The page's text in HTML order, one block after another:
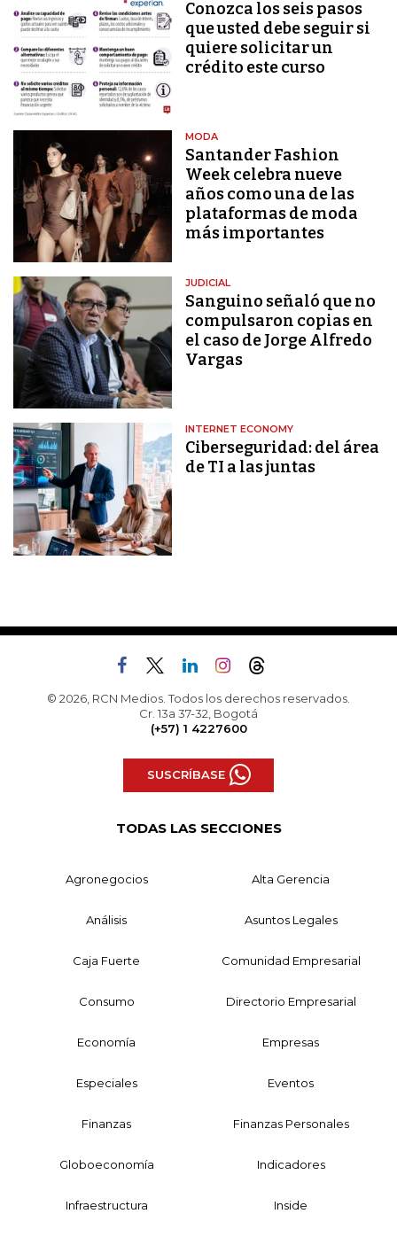
Conozca los seis pasos
que usted debe seguir si
quiere solicitar un
crédito este curso
MODA
Santander Fashion
Week celebra nueve
años como una de las
plataformas de moda
más importantes
JUDICIAL
Sanguino señaló que no
compulsaron copias en
el caso de Jorge Alfredo
Vargas
INTERNET ECONOMY
Ciberseguridad: del área
de TI a las juntas
© 2026, RCN Medios. Todos los derechos reservados.
Cr. 13a 37-32, Bogotá
(+57) 1 4227600
SUSCRÍBASE
TODAS LAS SECCIONES
Agronegocios Alta Gerencia
Análisis Asuntos Legales
Caja Fuerte Comunidad Empresarial
Consumo Directorio Empresarial
Economía Empresas
Especiales Eventos
Finanzas Finanzas Personales
Globoeconomía Indicadores
Infraestructura Inside